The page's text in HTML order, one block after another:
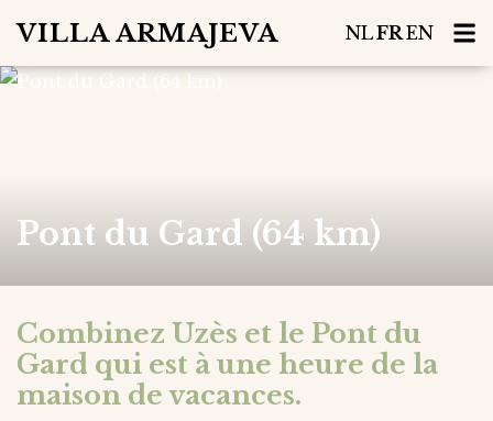
VILLA ARMAJEVA NLFREN
Pont du Gard (64 km)
Combinez Uzès et le Pont du
Gard qui est à une heure de la
maison de vacances.